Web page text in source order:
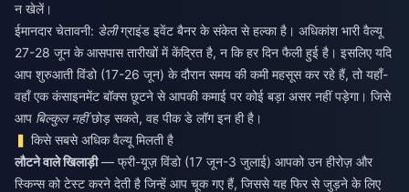
न खेलें।
ईमानदार चेतावनी: डेलीग्राइंड इवेंट बैनर के संकेत से हल्का है। अधिकांश भारी वैल्यू
27-28 जून के आसपास तारीखों में केंद्रित है, न कि हर दिन फैली हुई है। इसलिए यदि
आप शुरुआती विंडो (17-26 जून) के दौरान समय की कमी महसूस कर रहे हैं, तो यहाँ-
वहाँ एक कंसाइनमेंट बॉक्स छूटने से आपकी कमाई पर कोई बड़ा असर नहीं पड़ेगा। जिसे
आप बिल्कुल नहींछोड़ सकते, वह पीक डे लॉग इन ही है।
किसे सबसे अधिक वैल्यू मिलती है
लौटने वाले खिलाड़ी— फ्री-यूज़ विंडो (17 जून-3 जुलाई) आपको उन हीरोज़ और
स्किन्स को टेस्ट करने देती है जिन्हें आप चूक गए हैं, जिससे यह फिर से जुड़ने के लिए